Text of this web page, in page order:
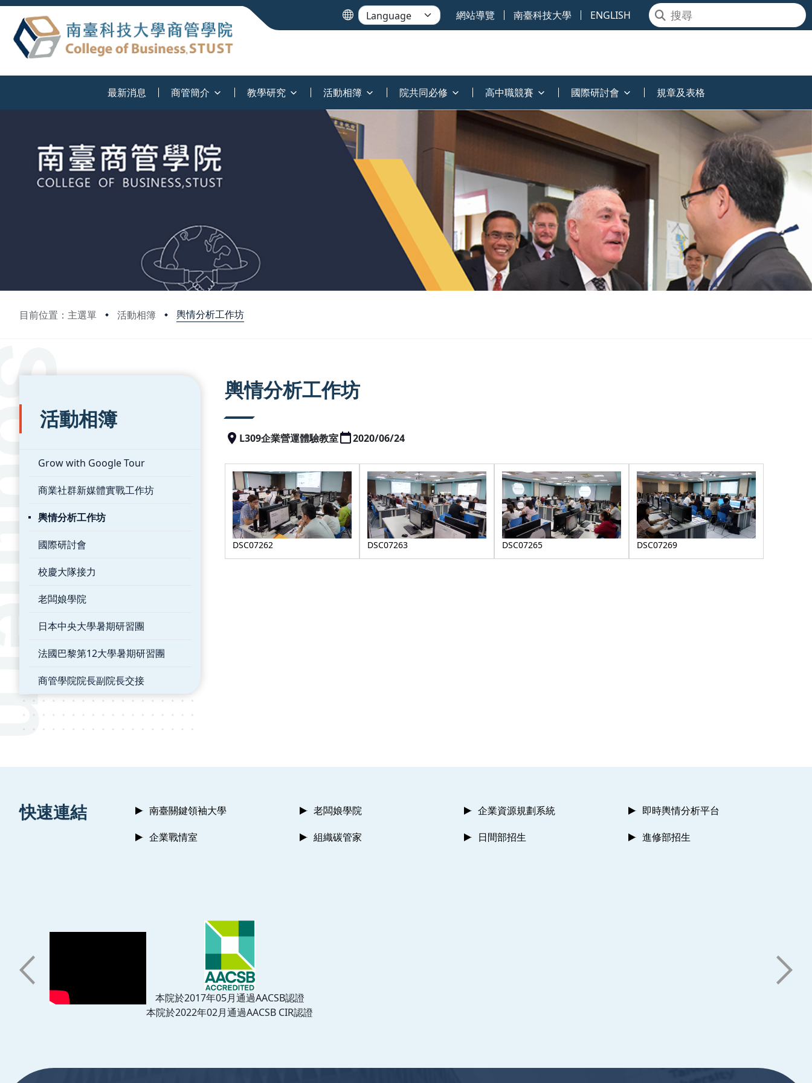
網站導覽 南臺科技大學 ENGLISH
最新消息 商管簡介 教學研究 活動相簿 院共同必修 高中職競賽 國際研討會 規章及表格
目前位置：主選單 活動相簿 輿情分析工作坊
:::
活動相簿
Grow with Google Tour
商業社群新媒體實戰工作坊
輿情分析工作坊
國際研討會
校慶大隊接力
老闆娘學院
日本中央大學暑期研習團
法國巴黎第12大學暑期研習團
商管學院院長副院長交接
輿情分析工作坊
L309企業營運體驗教室 2020/06/24
DSC07262 DSC07263 DSC07265 DSC07269
快速連結 南臺關鍵領袖大學 老闆娘學院 企業資源規劃系統
即時輿情分析平台
企業戰情室
組織碳管家 日間部招生 進修部招生
本院於2017年05月通過AACSB認證
本院於2022年02月通過AACSB CIR認證